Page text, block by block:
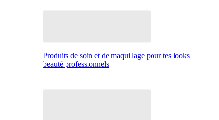
Produits de soin et de maquillage pour tes looks
beauté professionnels